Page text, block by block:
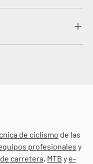
de ciclismo de las
profesionales y
carretera, MTB y e-